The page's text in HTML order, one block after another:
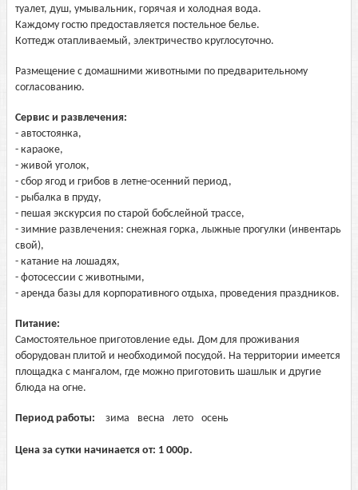
туалет, душ, умывальник, горячая и холодная вода.
Каждому гостю предоставляется постельное белье.
Коттедж отапливаемый, электричество круглосуточно.
Размещение с домашними животными по предварительному
согласованию.
Сервис и развлечения:
- автостоянка,
- караоке,
- живой уголок,
- сбор ягод и грибов в летне-осенний период,
- рыбалка в пруду,
- пешая экскурсия по старой бобслейной трассе,
- зимние развлечения: снежная горка, лыжные прогулки (инвентарь
свой),
- катание на лошадях,
- фотосессии с животными,
- аренда базы для корпоративного отдыха, проведения праздников.
Питание:
Самостоятельное приготовление еды. Дом для проживания
оборудован плитой и необходимой посудой. На территории имеется
площадка с мангалом, где можно приготовить шашлык и другие
блюда на огне.
Период работы: зима весна лето осень
Цена за сутки начинается от: 1 000р.